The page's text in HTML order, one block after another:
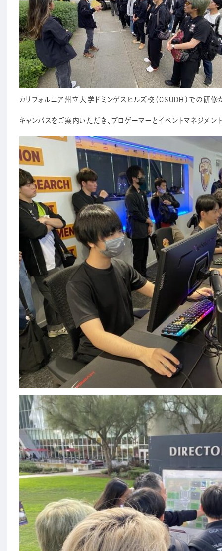
カリフォルニア州立大学ドミンゲスヒルズ校（CSUDH）での研修
キャンパスをご案内いただき、プロゲーマーとイベントマネジメン